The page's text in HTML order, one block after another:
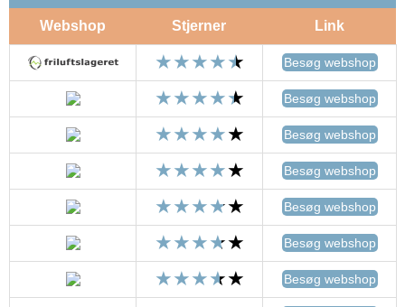
Webshop Stjerner Link
Besøg webshop
Besøg webshop
Besøg webshop
Besøg webshop
Besøg webshop
Besøg webshop
Besøg webshop